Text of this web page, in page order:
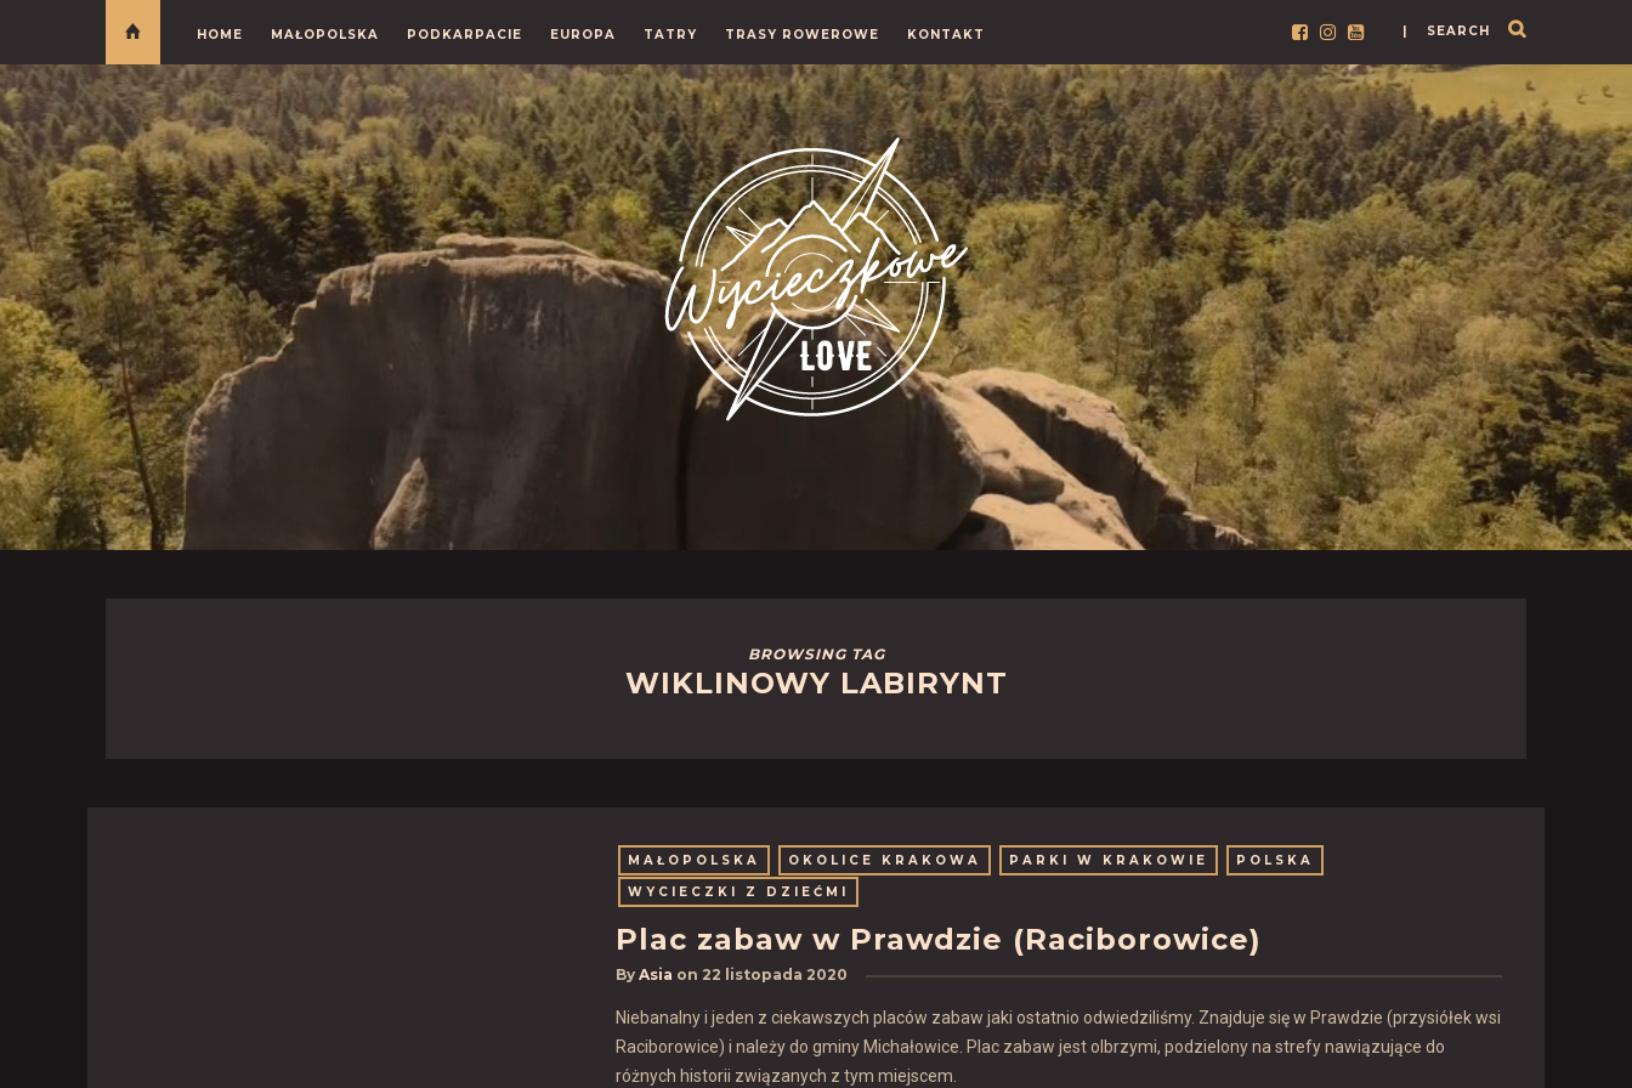
| SEARCH
HOME MAŁOPOLSKA PODKARPACIE EUROPA TATRY TRASY ROWEROWE KONTAKT
BROWSING TAG
WIKLINOWY LABIRYNT
MAŁOPOLSKA OKOLICE KRAKOWA PARKI W KRAKOWIE
POLSKA
WYCIECZKI Z DZIEĆMI
Plac zabaw w Prawdzie (Raciborowice)
By Asia on 22 listopada 2020
Niebanalny i jeden z ciekawszych placów zabaw jaki ostatnio odwiedziliśmy. Znajduje się w Prawdzie (przysiółek wsi
Raciborowice) i należy do gminy Michałowice. Plac zabaw jest olbrzymi, podzielony na strefy nawiązujące do
różnych historii związanych z tym miejscem.